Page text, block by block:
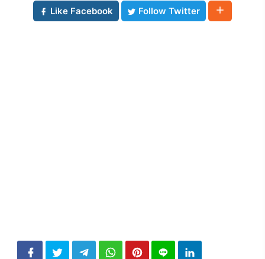
Like Facebook
Follow Twitter